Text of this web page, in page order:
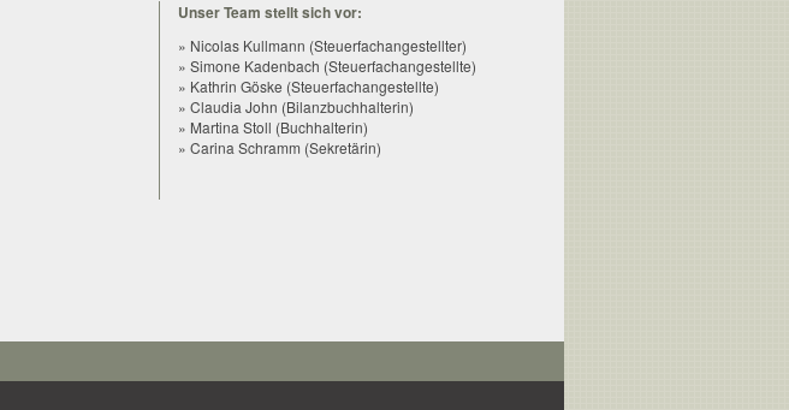
Unser Team stellt sich vor:
» Nicolas Kullmann (Steuerfachangestellter)
» Simone Kadenbach (Steuerfachangestellte)
» Kathrin Göske (Steuerfachangestellte)
» Claudia John (Bilanzbuchhalterin)
» Martina Stoll (Buchhalterin)
» Carina Schramm (Sekretärin)